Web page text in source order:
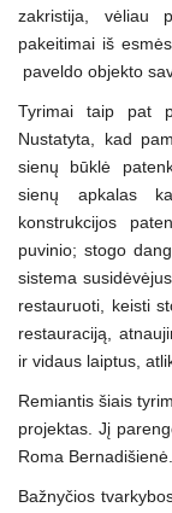
zakristija, vėliau
pakeitimai iš
paveldo objekto
Tyrimai taip pat
Nustatyta, kad
sienų būklė
sienų apkalas
konstrukcijos
puvinio; stogo
sistema
restauruoti, keisti
restauraciją,
ir vidaus laiptus,
Remiantis šiais
projektas. Jį
Roma Bernadišienė.
Bažnyčios